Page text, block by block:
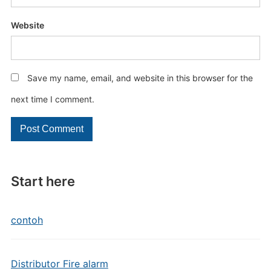
Start here
contoh
Distributor Fire alarm
Website
Save my name, email, and website in this browser for the
next time I comment.